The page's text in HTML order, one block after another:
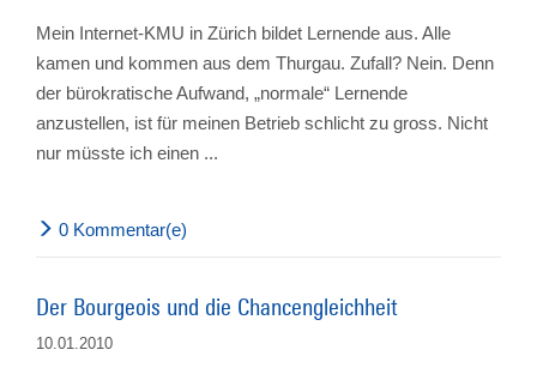
Mein Internet-KMU in Zürich bildet Lernende aus. Alle
kamen und kommen aus dem Thurgau. Zufall? Nein. Denn
der bürokratische Aufwand, „normale“ Lernende
anzustellen, ist für meinen Betrieb schlicht zu gross. Nicht
nur müsste ich einen ...
0 Kommentar(e)
Der Bourgeois und die Chancengleichheit
10.01.2010